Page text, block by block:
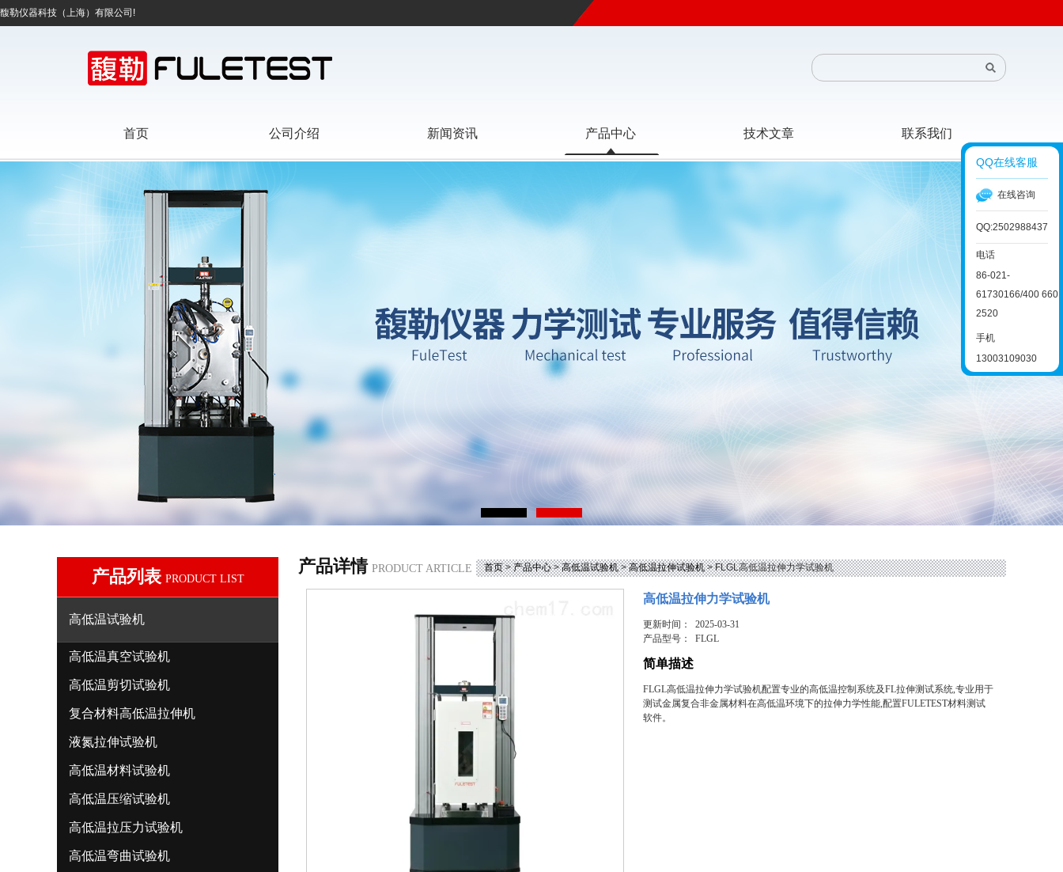
馥勒仪器科技（上海）有限公司!
首页 公司介绍 新闻资讯 产品中心 技术文章 联系我们
产品列表 PRODUCT LIST
高低温试验机
高低温真空试验机
高低温剪切试验机
复合材料高低温拉伸机
液氮拉伸试验机
高低温材料试验机
高低温压缩试验机
高低温拉压力试验机
高低温弯曲试验机
产品详情 PRODUCT ARTICLE 首页>产品中心>高低温试验机>高低温拉伸试验机> FLGL高低温拉伸力学试验机
高低温拉伸力学试验机
更新时间： 2025-03-31
产品型号：FLGL
简单描述
FLGL高低温拉伸力学试验机配置专业的高低温控制系统及FL拉伸测试系统,专业用于
测试金属复合非金属材料在高低温环境下的拉伸力学性能,配置FULETEST材料测试
软件。
QQ在线客服
在线咨询
QQ:2502988437
电话
86-021-
61730166/400 660
2520
手机
13003109030